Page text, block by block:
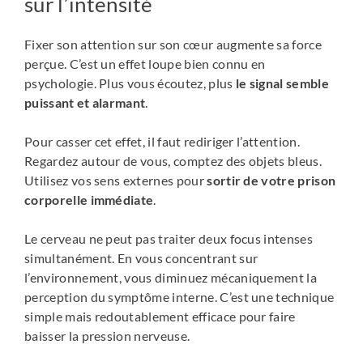
Fixer son attention sur son cœur augmente sa force
perçue. C’est un effet loupe bien connu en
psychologie. Plus vous écoutez, plus le signal semble
puissant et alarmant.
Pour casser cet effet, il faut rediriger l’attention.
Regardez autour de vous, comptez des objets bleus.
Utilisez vos sens externes poursortir de votre prison
corporelle immédiate.
Le cerveau ne peut pas traiter deux focus intenses
simultanément. En vous concentrant sur
l’environnement, vous diminuez mécaniquement la
perception du symptôme interne. C’est une technique
simple mais redoutablement efficace pour faire
baisser la pression nerveuse.